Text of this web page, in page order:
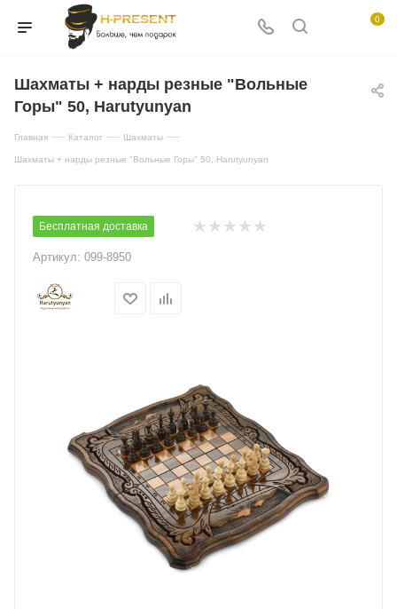
0
Шахматы + нарды резные "Вольные
Горы" 50, Harutyunyan
Главная — Каталог — Шахматы —
Шахматы + нарды резные "Вольные Горы" 50, Harutyunyan
Бесплатная доставка
Артикул: 099-8950